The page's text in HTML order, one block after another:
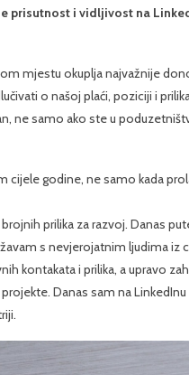
prisutnost i vidljivost na
mjestu okuplja najvažnije
o našoj plaći, poziciji i
ne samo ako ste u
cijele godine, ne samo kada
prilika za razvoj. Danas
s nevjerojatnim ljudima iz
kontakata i prilika, a upravo
Danas sam na